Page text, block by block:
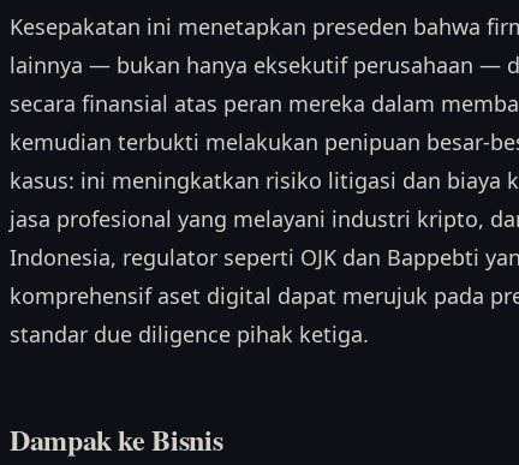
Kesepakatan ini menetapkan preseden bahwa
lainnya — bukan hanya eksekutif perusahaan —
secara finansial atas peran mereka dalam
kemudian terbukti melakukan penipuan besar-
kasus: ini meningkatkan risiko litigasi dan biaya
jasa profesional yang melayani industri kripto,
Indonesia, regulator seperti OJK dan Bappebti
komprehensif aset digital dapat merujuk pada
standar due diligence pihak ketiga.
Dampak ke Bisnis